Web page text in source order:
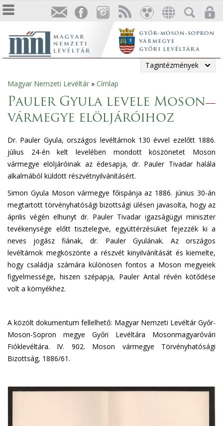
Tagintézmények
Jelenlegi
hely
Magyar Nemzeti Levéltár » Címlap
Pauler Gyula levele Moson
vármegye elöljáróihoz
Dr. Pauler Gyula, országos levéltárnok 130 évvel ezelőtt 1886.
július 24-én kelt levelében mondott köszönetet Moson
vármegye elöljáróinak az édesapja, dr. Pauler Tivadar halála
alkalmából küldött részvétnyilvánításért.
Simon Gyula Moson vármegye főispánja az 1886. június 30-án
megtartott törvényhatósági bizottsági ülésen javasolta, hogy az
április végén elhunyt dr. Pauler Tivadar igazságügyi miniszter
tevékenysége előtt tisztelegve, együttérzésüket fejezzék ki a
neves jogász fiának, dr. Pauler Gyulának. Az országos
levéltárnok megköszönte a részvét kinyilvánítását és kiemelte,
hogy családja számára különösen fontos a Moson megyeiek
figyelmessége, hiszen szépapja, Pauler Antal révén kötődése
volt a környékhez.
A közölt dokumentum fellelhető: Magyar Nemzeti Levéltár Győr-
Moson-Sopron megye Győri Levéltára Mosonmagyaróvári
Fióklevéltára. IV. 902. Moson vármegye Törvényhatósági
Bizottság, 1886/61.